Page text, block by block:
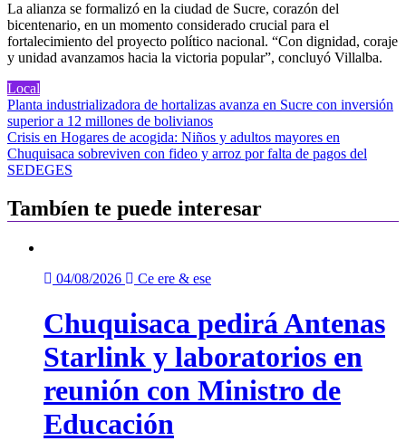
La alianza se formalizó en la ciudad de Sucre, corazón del
bicentenario, en un momento considerado crucial para el
fortalecimiento del proyecto político nacional. “Con dignidad, coraje
y unidad avanzamos hacia la victoria popular”, concluyó Villalba.
Local
Navegación
de
entradas
Planta industrializadora de hortalizas avanza en Sucre con inversión
superior a 12 millones de bolivianos
Crisis en Hogares de acogida: Niños y adultos mayores en
Chuquisaca sobreviven con fideo y arroz por falta de pagos del
SEDEGES
Tambíen te puede interesar
04/08/2026 Ce ere & ese
Chuquisaca pedirá Antenas
Starlink y laboratorios en
reunión con Ministro de
Educación